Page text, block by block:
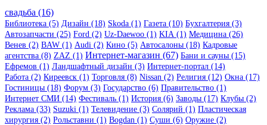
свадьба (16)
Библиотека (5) Дизайн (18) Skoda (1) Газета (10) Бухгалтерия (3)
Автозапчасти (25) Ford (2) Uz-Daewoo (1) KIA (1) Медицина (26)
Венев (2) BAW (1) Audi (2) Кино (5) Автосалоны (18) Кадровые
агентства (8) ZAZ (1) Интернет-магазин (67) Бани и сауны (15)
Ефремов (1) Ландшафтный дизайн (3) Интернет-портал (14)
Работа (2) Киреевск (1) Торговля (8) Nissan (2) Религия (12) Окна (17)
Гостиницы (18) Форум (3) Государство (6) Правительство (1)
Интернет СМИ (14) Фестиваль (1) История (6) Заводы (17) Клубы (2)
Реклама (33) Suzuki (1) Телевидение (3) Солярий (1) Пластическая
хирургия (2) Рольставни (1) Bogdan (1) Суши (6) Оружие (2)